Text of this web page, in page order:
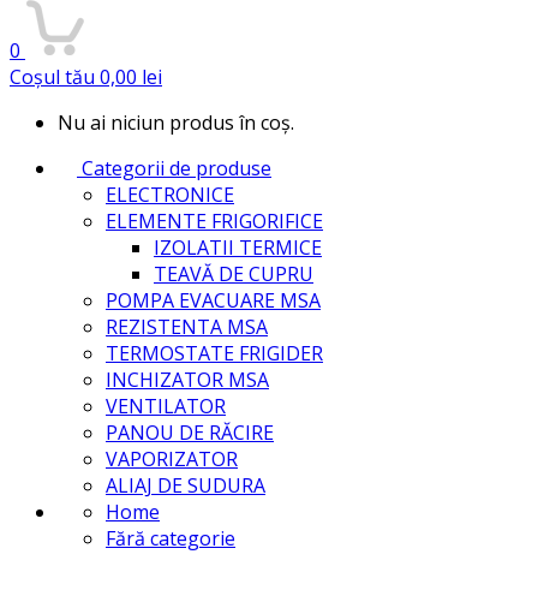
0
Coșul tău 0,00 lei
Nu ai niciun produs în coș.
Categorii de produse
ELECTRONICE
ELEMENTE FRIGORIFICE
IZOLATII TERMICE
TEAVĂ DE CUPRU
POMPA EVACUARE MSA
REZISTENTA MSA
TERMOSTATE FRIGIDER
INCHIZATOR MSA
VENTILATOR
PANOU DE RĂCIRE
VAPORIZATOR
ALIAJ DE SUDURA
Home
Fără categorie